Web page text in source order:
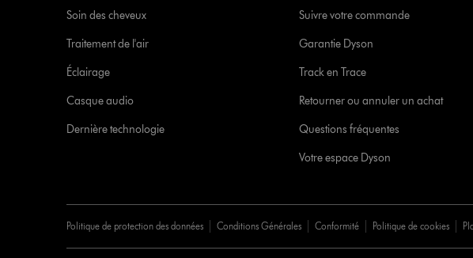
Soin des cheveux
Traitement de l'air
Éclairage
Casque audio
Dernière technologie
Suivre votre commande
Garantie Dyson
Track en Trace
Retourner ou annuler un achat
Questions fréquentes
Votre espace Dyson
Politique de protection des données Conditions Générales Conformité Politique de cookies